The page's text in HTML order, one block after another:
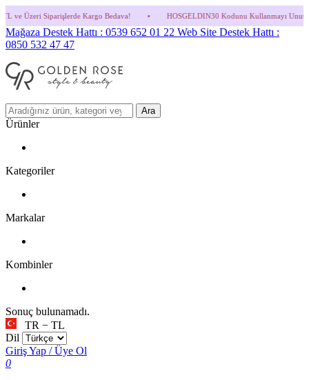
Kargo Bedava! • HOSGELDIN30 Kodunu Kullanmayı Unutma! (Parfüm ve
Mağaza Destek Hattı : 0539 652 01 22 Web Site Destek Hattı :
0850 532 47 47
Ara
Ürünler
Kategoriler
Markalar
Kombinler
Sonuç bulunamadı.
TR − TL
Dil
Giriş Yap / Üye Ol
0